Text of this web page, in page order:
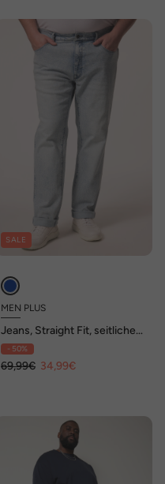
SALE
MEN PLUS
Jeans, Straight Fit, seitlicher
Elastikbund, bis 72
- 50%
69,99€ 34,99€